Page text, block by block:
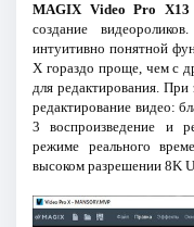
MAGIX Video Pro X13
создание
интуитивно понятной
X гораздо проще, чем с
для редактирования.
редактирование видео:
3 воспроизведение и
режиме реального
высоком разрешении 8K